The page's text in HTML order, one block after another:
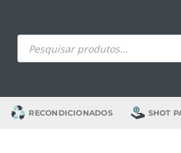
Products
search
RECONDICIONADOS SHOT